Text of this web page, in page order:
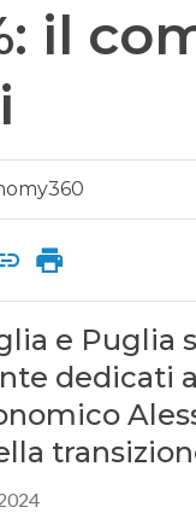
il
e Puglia
dedicati